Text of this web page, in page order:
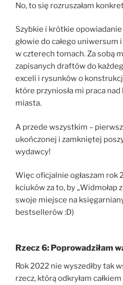
No, to się rozruszałam
Szybkie i krótkie
głowie do całego
w czterech tomach. Za sobą
zapisanych draftów do
exceli i rysunków o
które przyniosła mi praca
miasta.
A przede wszystkim –
ukończonej i zamkniętej
wydawcy!
Więc oficjalnie ogłaszam
kciuków za to, by „Widmołap
swoje miejsce na
bestsellerów :D)
Rzecz 6: Poprowadziłam
Rok 2022 nie wyszedłby tak
rzecz, którą odkryłam